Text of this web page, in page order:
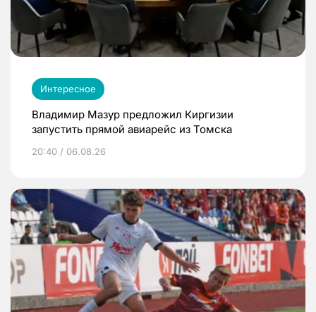
Интересное
Владимир Мазур предложил Киргизии
запустить прямой авиарейс из Томска
20:40 / 06.08.26